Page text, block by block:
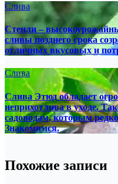
Слива
Стенли –
сливы позднего срока
отличных вкусовых и
Слива
Слива Этюд обладает
неприхотлива в уходе.
садоводам, которым
Знакомимся.
Похожие записи